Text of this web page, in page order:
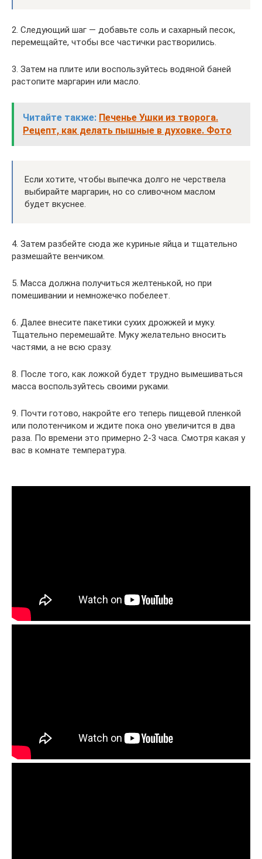
2. Следующий шаг — добавьте соль и сахарный песок,
перемещайте, чтобы все частички растворились.
3. Затем на плите или воспользуйтесь водяной баней
растопите маргарин или масло.
Читайте также: Печенье Ушки из творога.
Рецепт, как делать пышные в духовке. Фото
Если хотите, чтобы выпечка долго не черствела
выбирайте маргарин, но со сливочном маслом
будет вкуснее.
4. Затем разбейте сюда же куриные яйца и тщательно
размешайте венчиком.
5. Масса должна получиться желтенькой, но при
помешивании и немножечко побелеет.
6. Далее внесите пакетики сухих дрожжей и муку.
Тщательно перемешайте. Муку желательно вносить
частями, а не всю сразу.
8. После того, как ложкой будет трудно вымешиваться
масса воспользуйтесь своими руками.
9. Почти готово, накройте его теперь пищевой пленкой
или полотенчиком и ждите пока оно увеличится в два
раза. По времени это примерно 2-3 часа. Смотря какая у
вас в комнате температура.